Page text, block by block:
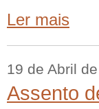
Ler mais
19 de Abril
Assento